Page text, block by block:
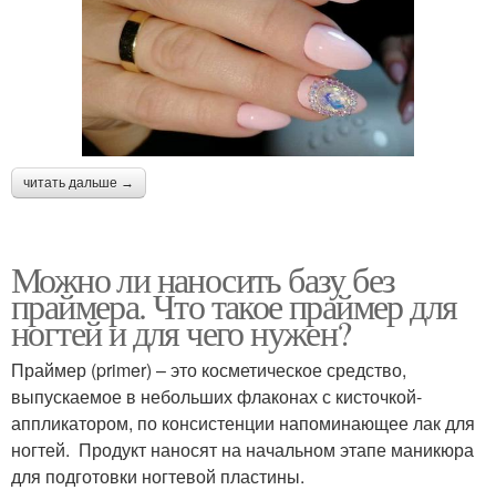
читать дальше →
Можно ли наносить базу без
праймера. Что такое праймер для
ногтей и для чего нужен?
Праймер (primer) – это косметическое средство,
выпускаемое в небольших флаконах с кисточкой-
аппликатором, по консистенции напоминающее лак для
ногтей. Продукт наносят на начальном этапе маникюра
для подготовки ногтевой пластины.